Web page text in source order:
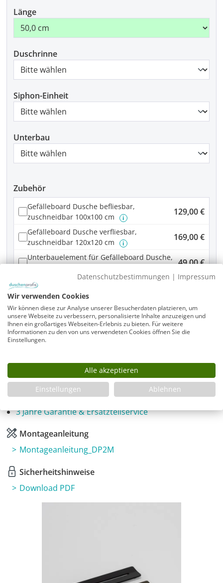
Länge
Duschrinne
Siphon-Einheit
Unterbau
Zubehör
Gefälleboard Dusche befliesbar,
zuschneidbar 100x100 cm
i
129,00 €
Gefälleboard Dusche verfliesbar,
zuschneidbar 120x120 cm
i
169,00 €
Unterbauelement für Gefälleboard Dusche,
49,00 €
Unterbauelement für Gefälleboard Dusche,
zuschneidbar, 120x120 cm
Produkt Anzahl: Gib den gewünschten
In den Warenkorb
Fragen zum Artikel
Planungshilfe
3 Jahre Garantie & Ersatzteilservice
Montageanleitung
Montageanleitung_DP2M
Sicherheitshinweise
Download PDF
Datenschutzbestimmungen | Impressum
Wir verwenden Cookies
Wir können diese zur Analyse unserer Besucherdaten platzieren, um
unsere Webseite zu verbessern, personalisierte Inhalte anzuzeigen und
Ihnen ein großartiges Webseiten-Erlebnis zu bieten. Für weitere
Informationen zu den von uns verwendeten Cookies öffnen Sie die
Einstellungen.
Alle akzeptieren
Einstellungen
Ablehnen